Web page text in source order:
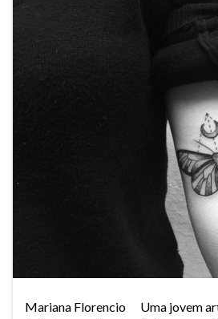
Mariana Florencio Uma jovem